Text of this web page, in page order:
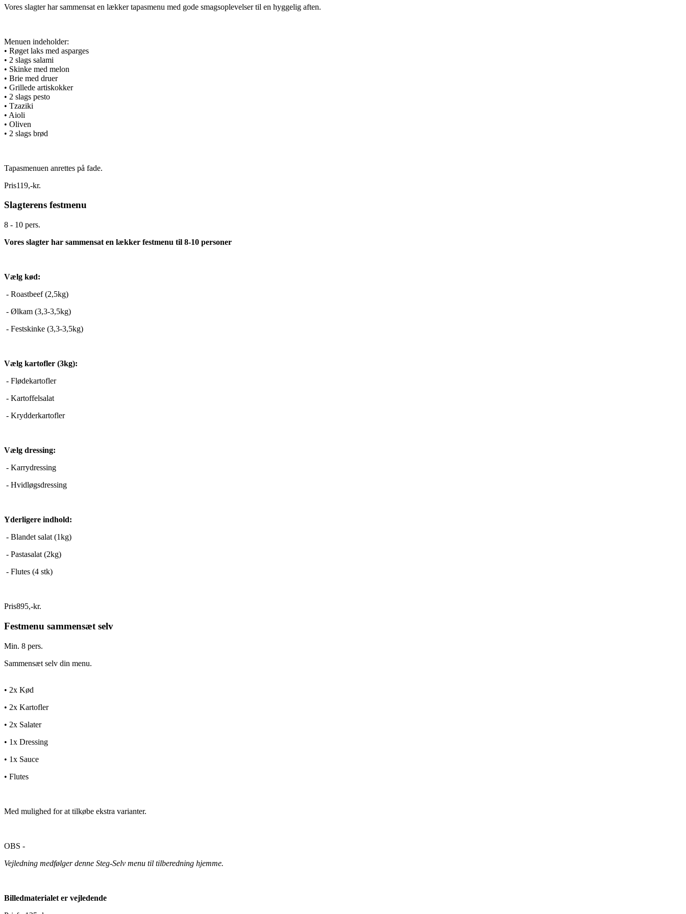
Vores slagter har sammensat en lækker tapasmenu med gode smagsoplevelser til en hyggelig aften.
Menuen indeholder:
• Røget laks med asparges
• 2 slags salami
• Skinke med melon
• Brie med druer
• Grillede artiskokker
• 2 slags pesto
• Tzaziki
• Aioli
• Oliven
• 2 slags brød
Tapasmenuen anrettes på fade.
Pris119,-kr.
Slagterens festmenu
8 - 10 pers.
Vores slagter har sammensat en lækker festmenu til 8-10 personer
Vælg kød:
- Roastbeef (2,5kg)
- Ølkam (3,3-3,5kg)
- Festskinke (3,3-3,5kg)
Vælg kartofler (3kg):
- Flødekartofler
- Kartoffelsalat
- Krydderkartofler
Vælg dressing:
- Karrydressing
- Hvidløgsdressing
Yderligere indhold:
- Blandet salat (1kg)
- Pastasalat (2kg)
- Flutes (4 stk)
Pris895,-kr.
Festmenu sammensæt selv
Min. 8 pers.
Sammensæt selv din menu.
• 2x Kød
• 2x Kartofler
• 2x Salater
• 1x Dressing
• 1x Sauce
• Flutes
Med mulighed for at tilkøbe ekstra varianter.
OBS -
Vejledning medfølger denne Steg-Selv menu til tilberedning hjemme.
Billedmaterialet er vejledende